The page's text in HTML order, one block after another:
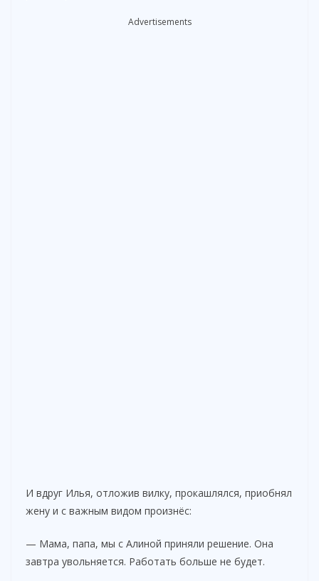
Advertisements
И вдруг Илья, отложив вилку, прокашлялся, приобнял
жену и с важным видом произнёс:
— Мама, папа, мы с Алиной приняли решение. Она
завтра увольняется. Работать больше не будет.